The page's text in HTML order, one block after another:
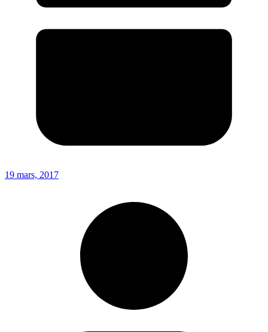
19 mars, 2017